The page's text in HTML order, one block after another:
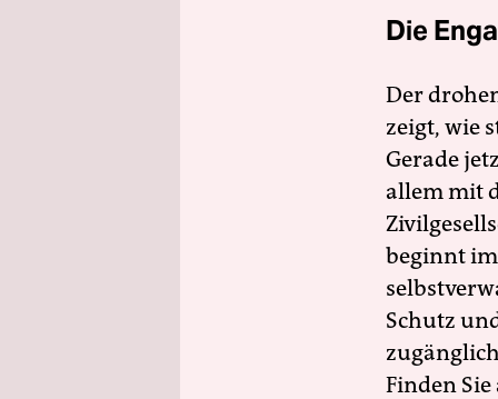
Die
Der
zeigt, wie
Gerade
allem mit
beginnt
Schutz
Finden